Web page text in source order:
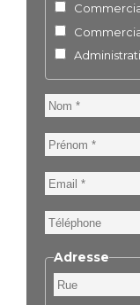
Nom
Prénom
Email
Téléphone
Adresse
Rue